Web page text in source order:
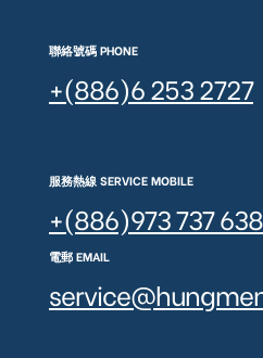
聯絡號碼 PHONE
+(886)6 253 2727
服務熱線 SERVICE MOBILE
+(886)973 737 638
電郵 EMAIL